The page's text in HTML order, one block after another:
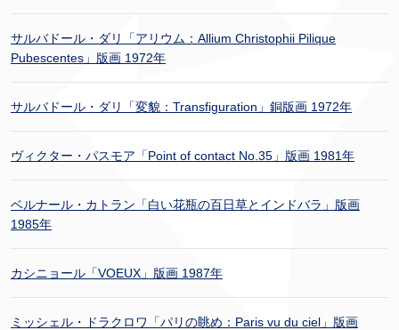
サルバドール・ダリ「アリウム：Allium Christophii Pilique
Pubescentes」版画 1972年
サルバドール・ダリ「変貌：Transfiguration」銅版画 1972年
ヴィクター・パスモア「Point of contact No.35」版画 1981年
ベルナール・カトラン「白い花瓶の百日草とインドバラ」版画
1985年
カシニョール「VOEUX」版画 1987年
ミッシェル・ドラクロワ「パリの眺め：Paris vu du ciel」版画